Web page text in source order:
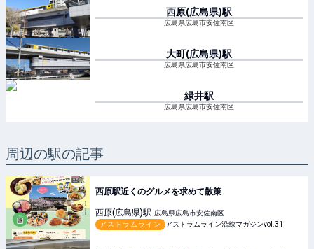
西原(広島県)駅
広島県広島市安佐南区
大町(広島県)駅
広島県広島市安佐南区
緑井駅
広島県広島市安佐南区
周辺の駅の記事
西原駅近くのグルメを求めて散策
西原(広島県)駅 広島県広島市安佐南区
アストラムライン
アストラムライン沿線マガジンvol.31